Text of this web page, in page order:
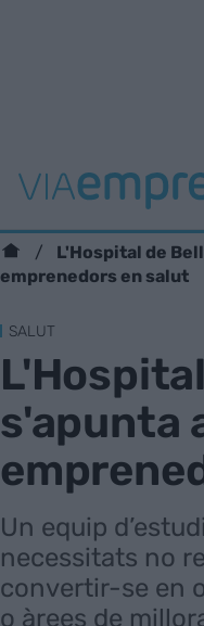
L'Hospital de
emprenedors en salut
SALUT
s'apunta
Un equip
necessitats no
convertir-se en
o àrees de